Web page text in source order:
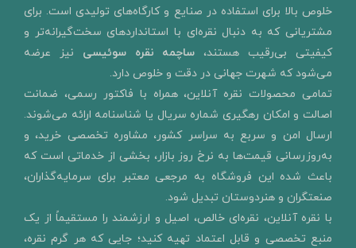
خلوص بالا برای استفاده در صنایع و کارگاه‌های تولیدی است. برای
مشتریانی که به دنبال نقره‌ای با استانداردهای سخت‌گیرانه‌تر و
کیفیتی بی‌رقیب هستند، ساچمه نقره سوئیسی نیز عرضه
می‌شود که شهرت جهانی در دقت و خلوص دارد.
تمامی محصولات نقره آنلاین، همراه با فاکتور رسمی، ضمانت
اصالت و امکان رهگیری شماره سریال یا شناسنامه ارائه می‌شوند.
ارسال امن و سربع به سراسر کشور، مشاوره تخصصی خرید، و
به‌روزرسانی قیمت‌ها به نرخ روز بازار، بخشی از خدماتی است که
باعث شده این فروشگاه به مرجعی معتبر برای سرمایه‌گذاران،
صنعتگران و هنردوستان تبدیل شود.
با نقره آنلاین، نقره‌ای خالص، اصیل و ارزشمند را مستقیماً از یک
منبع تخصصی و قابل اعتماد تهیه کنید؛ جایی که هر گرم نقره،